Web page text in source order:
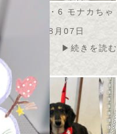
2026・8・6 モナカちゃ
2026年08月07日
▶続きを読む